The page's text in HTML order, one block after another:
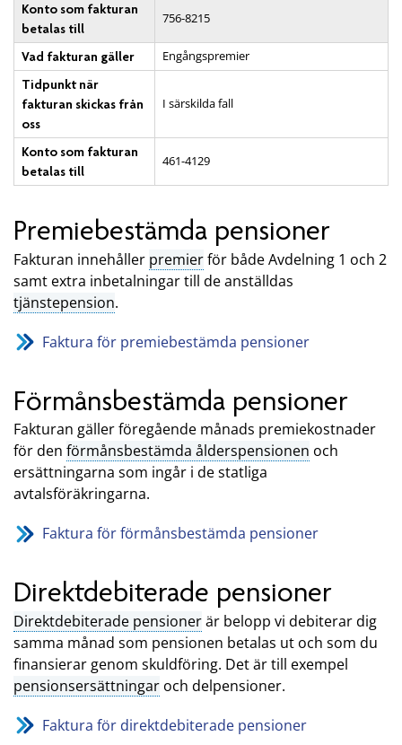
Konto som fakturan
betalas till
756-8215
Vad fakturan gäller
Engångspremier
Tidpunkt när
fakturan skickas från
oss
I särskilda fall
Konto som fakturan
betalas till
461-4129
Premiebestämda pensioner
Fakturan innehåller premierför både Avdelning 1 och 2
samt extra inbetalningar till de anställdas
tjänstepension.
Faktura för premiebestämda pensioner
Förmånsbestämda pensioner
Fakturan gäller föregående månads premiekostnader
för den förmånsbestämda ålderspensionen och
ersättningarna som ingår i de statliga
avtalsföräkringarna.
Faktura för förmånsbestämda pensioner
Direktdebiterade pensioner
Direktdebiterade pensionerär belopp vi debiterar dig
samma månad som pensionen betalas ut och som du
finansierar genom skuldföring. Det är till exempel
pensionsersättningar och delpensioner.
Faktura för direktdebiterade pensioner